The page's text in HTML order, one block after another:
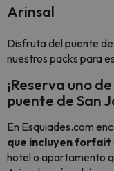
Arinsal
Disfruta del puente de
nuestros packs para
¡Reserva uno
puente de San
En Esquiades.com
que incluyen forfait
hotel o apartamento